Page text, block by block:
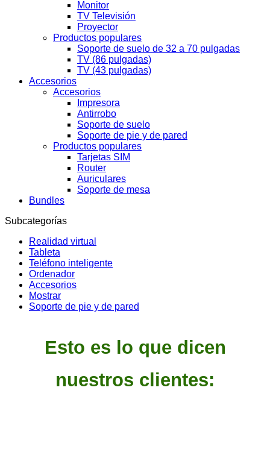
Monitor
TV Televisión
Proyector
Productos populares
Soporte de suelo de 32 a 70 pulgadas
TV (86 pulgadas)
TV (43 pulgadas)
Accesorios
Accesorios
Impresora
Antirrobo
Soporte de suelo
Soporte de pie y de pared
Productos populares
Tarjetas SIM
Router
Auriculares
Soporte de mesa
Bundles
Subcategorías
Realidad virtual
Tableta
Teléfono inteligente
Ordenador
Accesorios
Mostrar
Soporte de pie y de pared
Esto es lo que dicen
nuestros clientes: